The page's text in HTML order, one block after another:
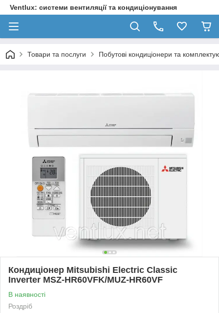
Ventlux: системи вентиляції та кондиціонування
Товари та послуги Побутові кондиціонери та
Кондиціонер Mitsubishi Electric Classic
Inverter MSZ-HR60VFK/MUZ-HR60VF
В наявності
Роздріб